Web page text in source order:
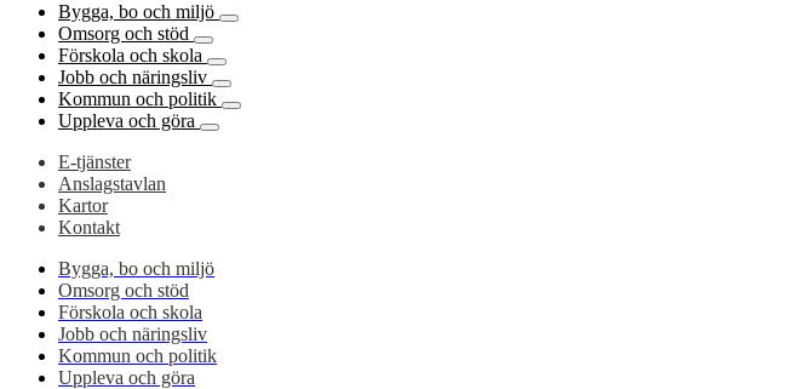
Bygga, bo och miljö
Omsorg och stöd
Förskola och skola
Jobb och näringsliv
Kommun och politik
Uppleva och göra
E-tjänster
Anslagstavlan
Kartor
Kontakt
Bygga, bo och miljö
Omsorg och stöd
Förskola och skola
Jobb och näringsliv
Kommun och politik
Uppleva och göra